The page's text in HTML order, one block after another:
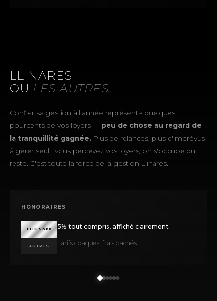
LLINARES
OU LES AUTRES.
Confier sa gestion à l'année représente quelques
pourcents de vos loyers — peu de chose au regard de
la tranquillité gagnée. Plus de relances, plus d'imprévus
à gérer seul : vous percevez vos loyers, on s'occupe du
reste. C'est toute la force de la gestion Llinares.
HONORAIRES
LLINARES 5% tout compris, affiché clairement
AUTRES Tarifs opaques, frais cachés